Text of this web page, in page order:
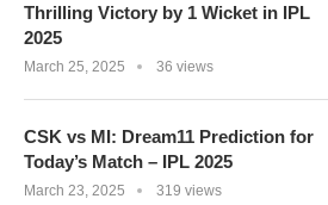
Thrilling Victory by 1 Wicket in IPL
2025
March 25, 2025 36 views
CSK vs MI: Dream11 Prediction for
Today’s Match – IPL 2025
March 23, 2025 319 views